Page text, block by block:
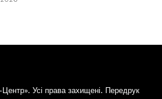
Центр». Усі права захищені. Передрук